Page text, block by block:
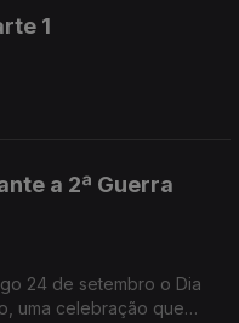
1
a 2ª Guerra
24 de setembro o Dia
uma celebração que